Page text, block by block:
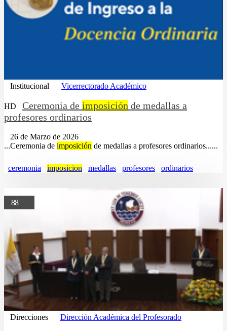
Institucional Vicerrectorado Académico
HD Ceremonia de imposición de medallas a
profesores ordinarios
26 de Marzo de 2026
...Ceremonia de imposición de medallas a profesores ordinarios......
ceremonia imposicion medallas profesores ordinarios
88
Direcciones Dirección Académica del Profesorado